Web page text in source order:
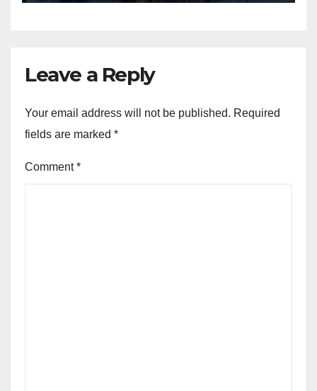
Leave a Reply
Your email address will not be published. Required
fields are marked *
Comment*